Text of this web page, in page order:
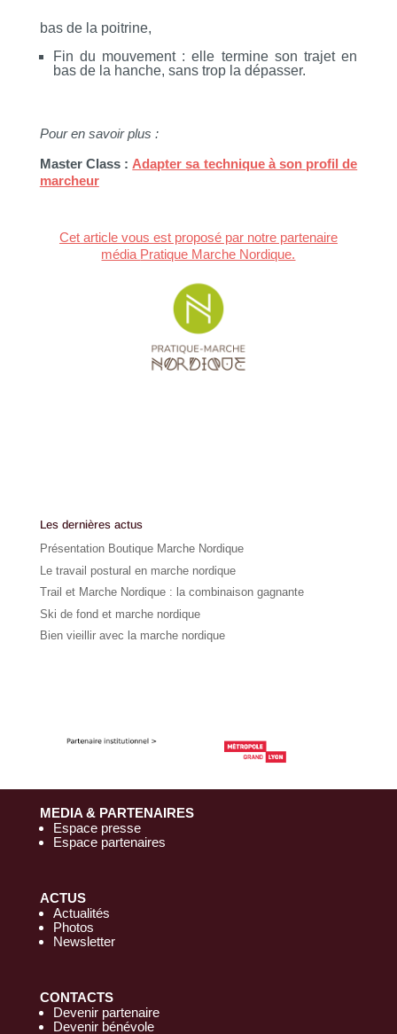
bas de la poitrine,
Fin du mouvement : elle termine son trajet en
bas de la hanche, sans trop la dépasser.
Pour en savoir plus :
Master Class : Adapter sa technique à son profil de
marcheur
Cet article vous est proposé par notre partenaire
média Pratique Marche Nordique.
Les dernières actus
Présentation Boutique Marche Nordique
Le travail postural en marche nordique
Trail et Marche Nordique : la combinaison gagnante
Ski de fond et marche nordique
Bien vieillir avec la marche nordique
MEDIA & PARTENAIRES
Espace presse
Espace partenaires
ACTUS
Actualités
Photos
Newsletter
CONTACTS
Devenir partenaire
Devenir bénévole